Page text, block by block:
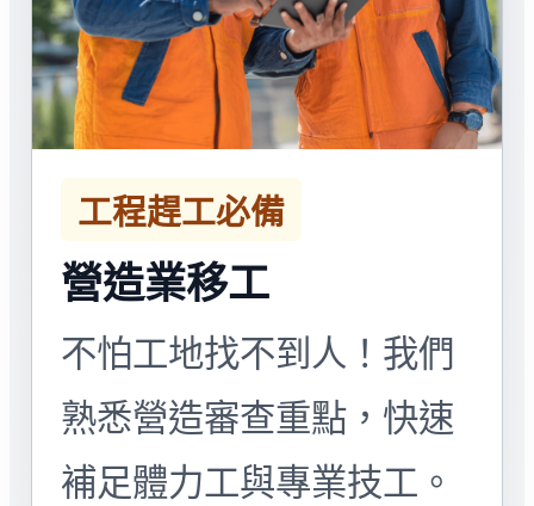
工程趕工必備
營造業移工
不怕工地找不到人！我們
熟悉營造審查重點，快速
補足體力工與專業技工。